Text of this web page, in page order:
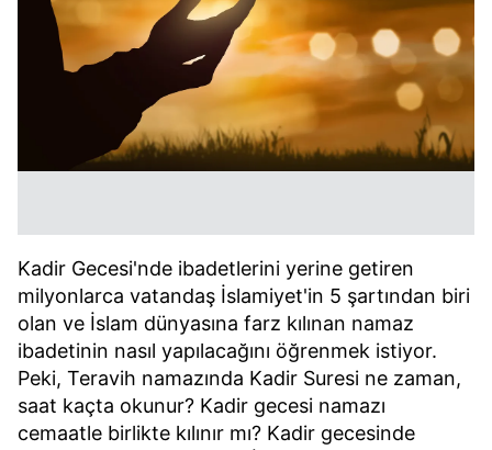
Kadir Gecesi'nde ibadetlerini yerine getiren
milyonlarca vatandaş İslamiyet'in 5 şartından biri
olan ve İslam dünyasına farz kılınan namaz
ibadetinin nasıl yapılacağını öğrenmek istiyor.
Peki, Teravih namazında Kadir Suresi ne zaman,
saat kaçta okunur? Kadir gecesi namazı
cemaatle birlikte kılınır mı? Kadir gecesinde